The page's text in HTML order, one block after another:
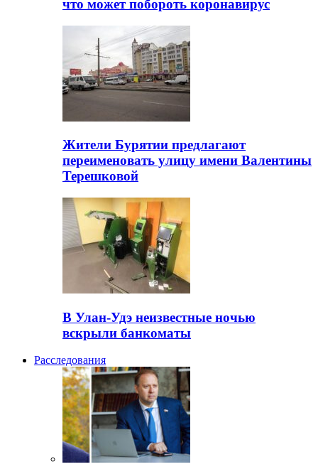
что может побороть коронавирус
Жители Бурятии предлагают
переименовать улицу имени Валентины
Терешковой
В Улан-Удэ неизвестные ночью
вскрыли банкоматы
Расследования